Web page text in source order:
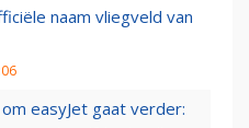
naam vliegveld van
easyJet gaat verder: